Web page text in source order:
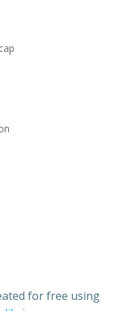
for free using